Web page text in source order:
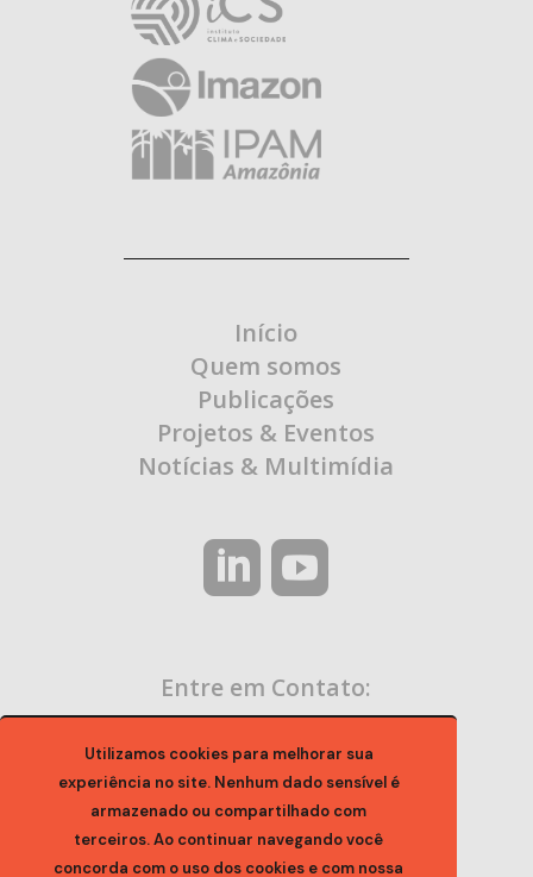
Utilizamos cookies para melhorar sua
experiência no site. Nenhum dado sensível é
armazenado ou compartilhado com
terceiros. Ao continuar navegando você
concorda com o uso dos cookies e com nossa
Início
Quem somos
Publicações
Projetos & Eventos
Notícias & Multimídia
Entre em Contato:
contato@ocaa.org.br